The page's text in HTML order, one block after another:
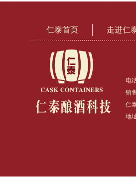
仁泰首页 走进仁
电
销
仁
地